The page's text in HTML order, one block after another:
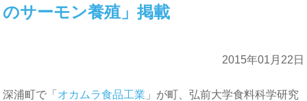
のサーモン養殖」掲載
2015年01月22日
深浦町で「 オカムラ食品工業 」が町、弘前大学食料科学研究